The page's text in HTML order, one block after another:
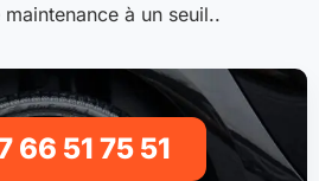
à un seuil..
66 51 75 51